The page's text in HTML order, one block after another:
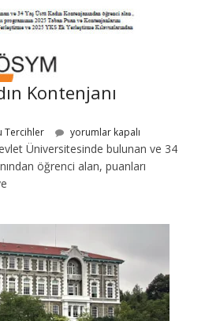
Kontenjanı
Tercihler yorumlar kapalı
Üniversitesinde bulunan ve 34
öğrenci alan, puanları